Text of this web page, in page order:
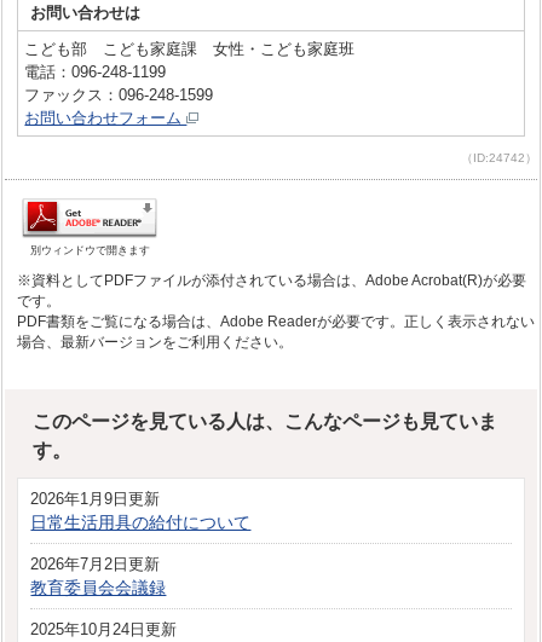
お問い合わせは
こども部 こども家庭課 女性・こども家庭班
電話：096-248-1199
ファックス：096-248-1599
お問い合わせフォーム
（ID:24742）
別ウィンドウで開きます
※資料としてPDFファイルが添付されている場合は、Adobe Acrobat(R)が必要
です。
PDF書類をご覧になる場合は、Adobe Readerが必要です。正しく表示されない
場合、最新バージョンをご利用ください。
このページを見ている人は、こんなページも見ていま
す。
2026年1月9日更新
日常生活用具の給付について
2026年7月2日更新
教育委員会会議録
2025年10月24日更新